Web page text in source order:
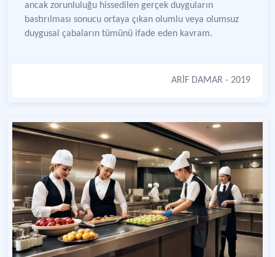
ancak zorunluluğu hissedilen gerçek duyguların
bastırılması sonucu ortaya çıkan olumlu veya olumsuz
duygusal çabaların tümünü ifade eden kavram.
ARİF DAMAR - 2019